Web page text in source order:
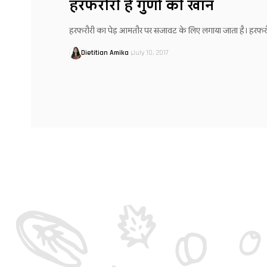
हरफरौरी है गुणों की खान
हरफरौरी का पेड़ आमतौर पर सजावट के लिए लगाया जाता है।
Dietitian Amika July 10, 2017